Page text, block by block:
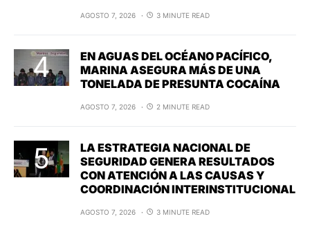
AGOSTO 7, 2026 3 MINUTE READ
EN AGUAS DEL OCÉANO PACÍFICO,
MARINA ASEGURA MÁS DE UNA
TONELADA DE PRESUNTA COCAÍNA
AGOSTO 7, 2026 2 MINUTE READ
LA ESTRATEGIA NACIONAL DE
SEGURIDAD GENERA RESULTADOS
CON ATENCIÓN A LAS CAUSAS Y
COORDINACIÓN INTERINSTITUCIONAL
AGOSTO 7, 2026 3 MINUTE READ